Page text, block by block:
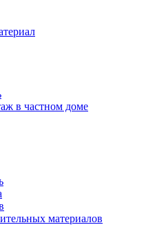
в частном доме
материалов